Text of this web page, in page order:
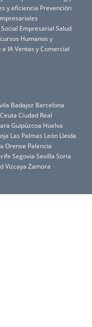
y eficiencia Prevención
Empresarial Salud
Humanos y
e IAVentas y Comercial
Badajoz Barcelona
Ceuta Ciudad Real
Guipúzcoa Huelva
Las Palmas León Lleida
Orense Palencia
Segovia Sevilla Soria
Vizcaya Zamora